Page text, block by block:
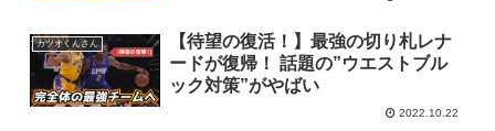
カツオくんさん
【待望の復活！】最強の切り札レナ
ードが復帰！ 話題の”ウエストブル
ック対策”がやばい
2022.10.22